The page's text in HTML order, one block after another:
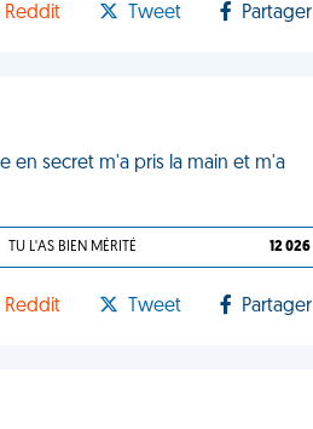
Reddit Tweet Partager
en secret m'a pris la main et m'a
TU L'AS BIEN MÉRITÉ 12 026
Reddit Tweet Partager